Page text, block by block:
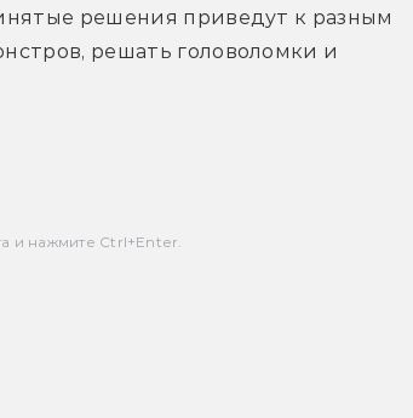
решения приведут к разным
решать головоломки и
и нажмите Ctrl+Enter.